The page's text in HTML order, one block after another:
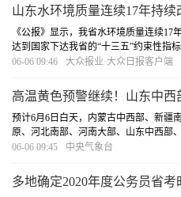
山东水环境质量连续17年持续
《公报》显示，我省水环境质量连续17
达到国家下达我省的“十三五”约束性指
成效。能耗方面，2019年全省万元GDP
06-06 09:46 大众报业·大众日报客户端
高温黄色预警继续！山东中
吧！
预计6月6日白天，内蒙古中西部、新疆
原、河北南部、河南大部、山东中西部
海南岛中北部等地最高气温35～36℃，
06-06 09:45 中央气象台
多地确定2020年度公务员省